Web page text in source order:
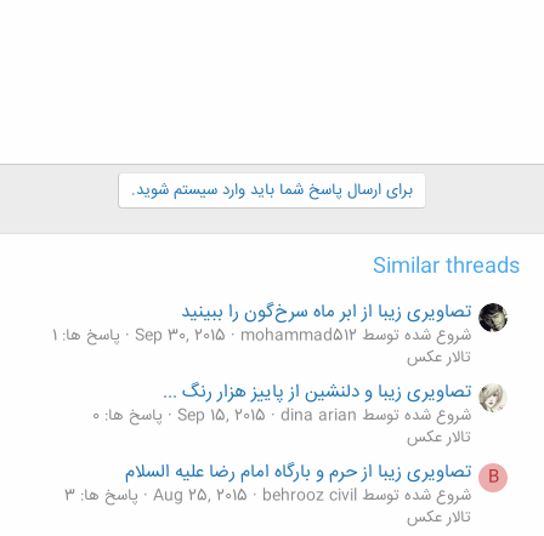
برای ارسال پاسخ شما باید وارد سیستم شوید.
Similar threads
تصاویری زیبا از ابر ماه سرخ‌گون را ببینید
شروع شده توسط mohammad512 Sep 30, 2015 پاسخ ها: 1
تالار عکس
تصاویری زیبا و دلنشین از پاییز هزار رنگ ...
شروع شده توسط dina arian Sep 15, 2015 پاسخ ها: 0
تالار عکس
B تصاویری زیبا از حرم و بارگاه امام رضا علیه السلام
شروع شده توسط behrooz civil Aug 25, 2015 پاسخ ها: 3
تالار عکس